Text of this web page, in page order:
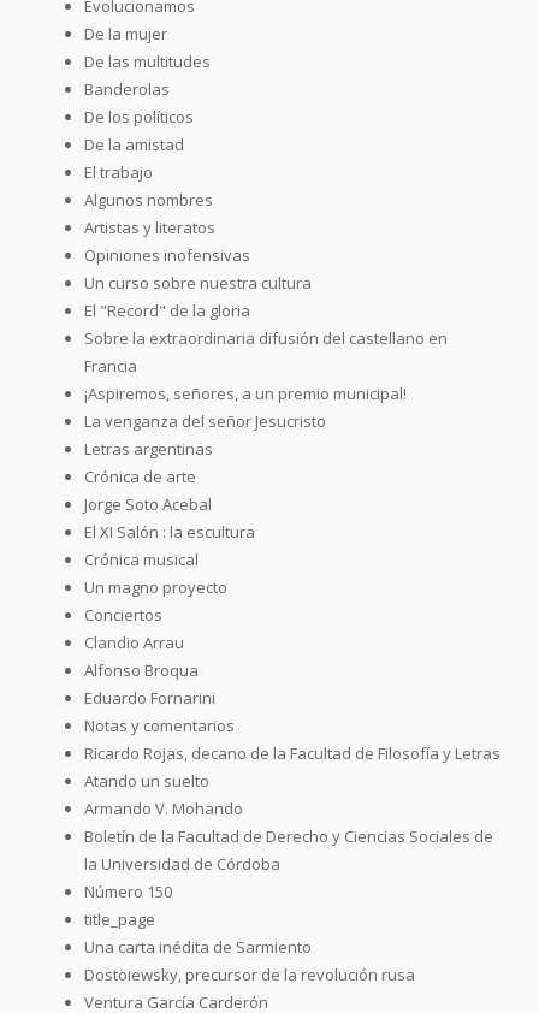
Evolucionamos
De la mujer
De las multitudes
Banderolas
De los políticos
De la amistad
El trabajo
Algunos nombres
Artistas y literatos
Opiniones inofensivas
Un curso sobre nuestra cultura
El "Record" de la gloria
Sobre la extraordinaria difusión del castellano en
Francia
¡Aspiremos, señores, a un premio municipal!
La venganza del señor Jesucristo
Letras argentinas
Crónica de arte
Jorge Soto Acebal
El XI Salón : la escultura
Crónica musical
Un magno proyecto
Conciertos
Clandio Arrau
Alfonso Broqua
Eduardo Fornarini
Notas y comentarios
Ricardo Rojas, decano de la Facultad de Filosofía y Letras
Atando un suelto
Armando V. Mohando
Boletín de la Facultad de Derecho y Ciencias Sociales de
la Universidad de Córdoba
Número 150
title_page
Una carta inédita de Sarmiento
Dostoiewsky, precursor de la revolución rusa
Ventura García Carderón